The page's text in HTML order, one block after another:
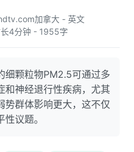
加拿大 - 英文
4分钟 - 1955字
细颗粒物PM2.5可通过多
和神经退行性疾病，尤其
势群体影响更大，这不仅
议题。